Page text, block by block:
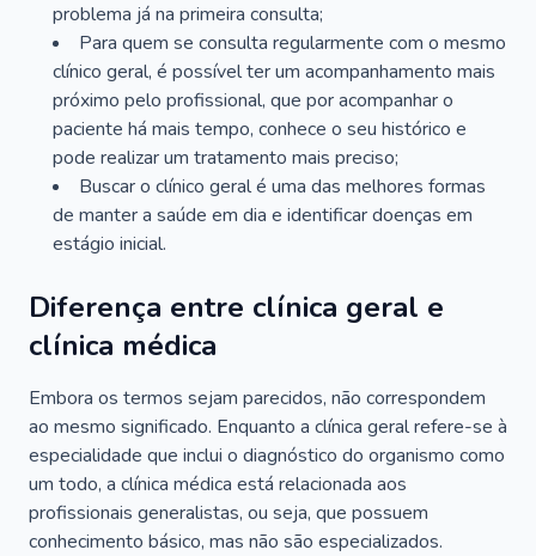
problema já na primeira consulta;
Para quem se consulta regularmente com o mesmo
clínico geral, é possível ter um acompanhamento mais
próximo pelo profissional, que por acompanhar o
paciente há mais tempo, conhece o seu histórico e
pode realizar um tratamento mais preciso;
Buscar o clínico geral é uma das melhores formas
de manter a saúde em dia e identificar doenças em
estágio inicial.
Diferença entre clínica geral e
clínica médica
Embora os termos sejam parecidos, não correspondem
ao mesmo significado. Enquanto a clínica geral refere-se à
especialidade que inclui o diagnóstico do organismo como
um todo, a clínica médica está relacionada aos
profissionais generalistas, ou seja, que possuem
conhecimento básico, mas não são especializados.